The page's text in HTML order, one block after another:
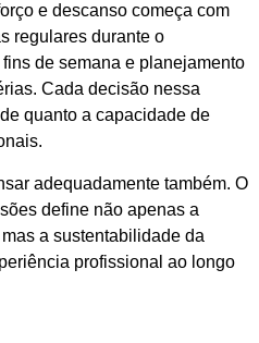
e descanso começa com
regulares durante o
de semana e planejamento
Cada decisão nessa
quanto a capacidade de
adequadamente também. O
define não apenas a
a sustentabilidade da
profissional ao longo